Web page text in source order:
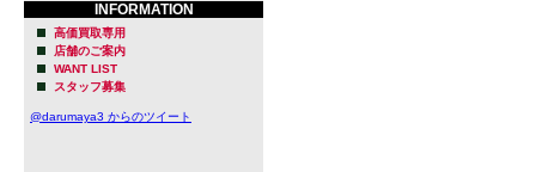
INFORMATION
高価買取専用
店舗のご案内
WANT LIST
スタッフ募集
@darumaya3 からのツイート